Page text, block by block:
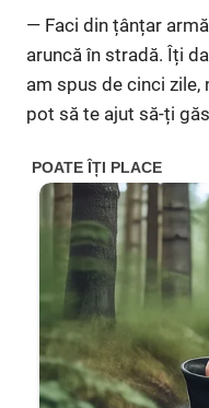
— Faci din țânțar
aruncă în stradă. Îți
am spus de cinci zile,
pot să te ajut să-ți